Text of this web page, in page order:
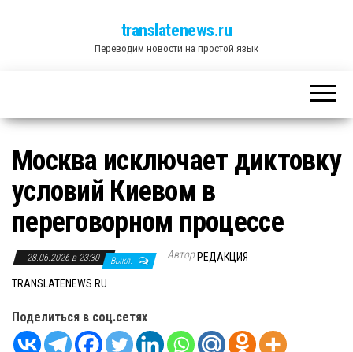
translatenews.ru
Переводим новости на простой язык
Москва исключает диктовку
условий Киевом в
переговорном процессе
28.06.2026 в 23:30 Выкл. Автор РЕДАКЦИЯ
TRANSLATENEWS.RU
Поделиться в соц.сетях